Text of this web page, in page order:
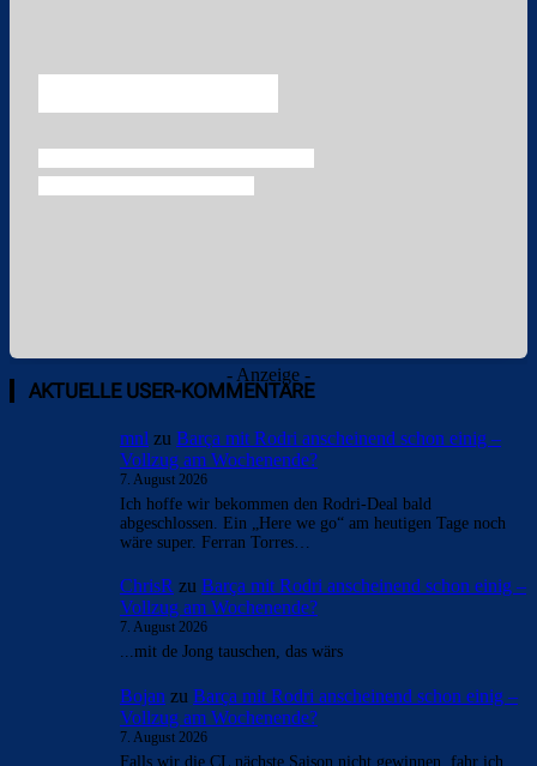
- Anzeige -
AKTUELLE USER-KOMMENTARE
mnl zu Barça mit Rodri anscheinend schon einig –
Vollzug am Wochenende?
7. August 2026
Ich hoffe wir bekommen den Rodri-Deal bald
abgeschlossen. Ein „Here we go“ am heutigen Tage noch
wäre super. Ferran Torres…
ChrisR zu Barça mit Rodri anscheinend schon einig –
Vollzug am Wochenende?
7. August 2026
...mit de Jong tauschen, das wärs
Bojan zu Barça mit Rodri anscheinend schon einig –
Vollzug am Wochenende?
7. August 2026
Falls wir die CL nächste Saison nicht gewinnen, fahr ich